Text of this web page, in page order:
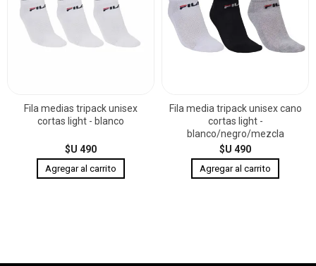
Fila medias tripack unisex
cortas light - blanco
$U 490
Fila media tripack unisex cano
cortas light -
blanco/negro/mezcla
$U 490